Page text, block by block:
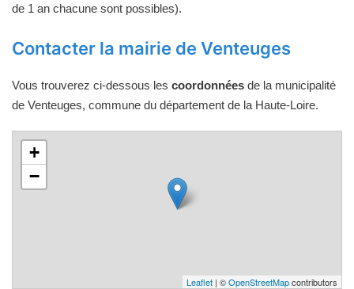
de 1 an chacune sont possibles).
Contacter la mairie de Venteuges
Vous trouverez ci-dessous les coordonnées de la municipalité
de Venteuges, commune du département de la Haute-Loire.
+
−
Leaflet | ©OpenStreetMapcontributors